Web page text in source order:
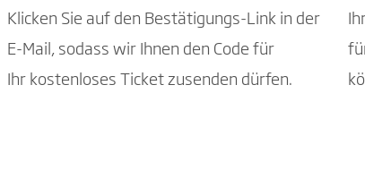
Klicken Sie auf den Bestätigungs-Link in der
E-Mail, sodass wir Ihnen den Code für
Ihr kostenloses Ticket zusenden dürfen.